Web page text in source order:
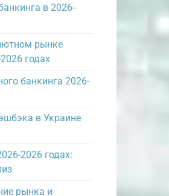
в 2026-
рынке
годах
банкинга 2026-
в Украине
2026 годах:
рынка и